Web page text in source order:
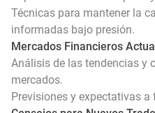
Técnicas para mantener la
informadas bajo presión.
Mercados Financieros
Análisis de las tendencias y
mercados.
Previsiones y expectativas a